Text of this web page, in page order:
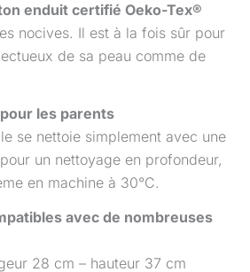
enduit certifié Oeko-Tex®
nocives. Il est à la fois sûr pour
de sa peau comme de
les parents
se nettoie simplement avec une
un nettoyage en profondeur,
en machine à 30°C.
avec de nombreuses
28 cm – hauteur 37 cm